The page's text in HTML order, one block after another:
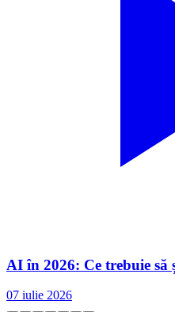
Șurubelniță electrică Bosch GO
AI în 2026: Ce trebuie
07 iulie 2026